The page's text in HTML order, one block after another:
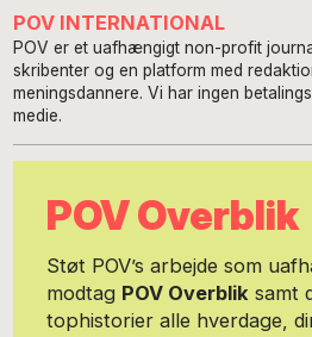
POV INTERNATIONAL
POV er et uafhængigt non-profit
skribenter og en platform med
meningsdannere. Vi har ingen
medie.
POV Overblik
Støt POV’s arbejde som
modtag POV Overbliksamt
tophistorier alle hverdage,